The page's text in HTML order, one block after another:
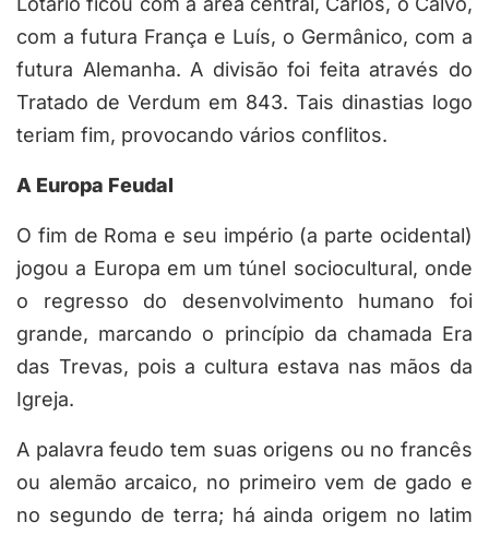
com a futura França e Luís, o Germânico, com a
futura Alemanha. A divisão foi feita através do
Tratado de Verdum em 843. Tais dinastias logo
teriam fim, provocando vários conflitos.
A Europa Feudal
O fim de Roma e seu império (a parte ocidental)
jogou a Europa em um túnel sociocultural, onde
o regresso do desenvolvimento humano foi
grande, marcando o princípio da chamada Era
das Trevas, pois a cultura estava nas mãos da
Igreja.
A palavra feudo tem suas origens ou no francês
ou alemão arcaico, no primeiro vem de gado e
no segundo de terra; há ainda origem no latim